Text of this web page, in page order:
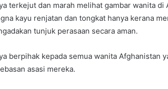
terkejut dan marah melihat gambar wanita
kayu renjatan dan tongkat hanya kerana
tunjuk perasaan secara aman.
berpihak kepada semua wanita Afghanistan
asasi mereka.